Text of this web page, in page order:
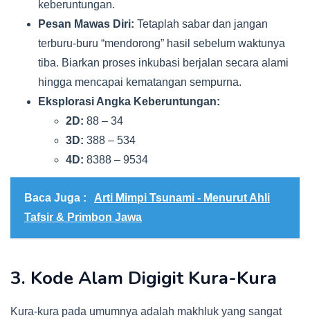
keberuntungan.
Pesan Mawas Diri: Tetaplah sabar dan jangan
terburu-buru “mendorong” hasil sebelum waktunya
tiba. Biarkan proses inkubasi berjalan secara alami
hingga mencapai kematangan sempurna.
Eksplorasi Angka Keberuntungan:
2D: 88 – 34
3D: 388 – 534
4D: 8388 – 9534
Baca Juga :
Arti Mimpi Tsunami - Menurut Ahli
Tafsir & Primbon Jawa
3. Kode Alam Digigit Kura-Kura
Kura-kura pada umumnya adalah makhluk yang sangat